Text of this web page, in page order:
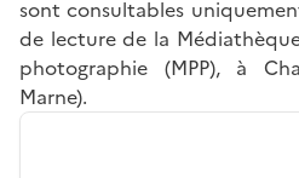
sont consultables
de lecture de la
photographie (MPP), à
Marne).